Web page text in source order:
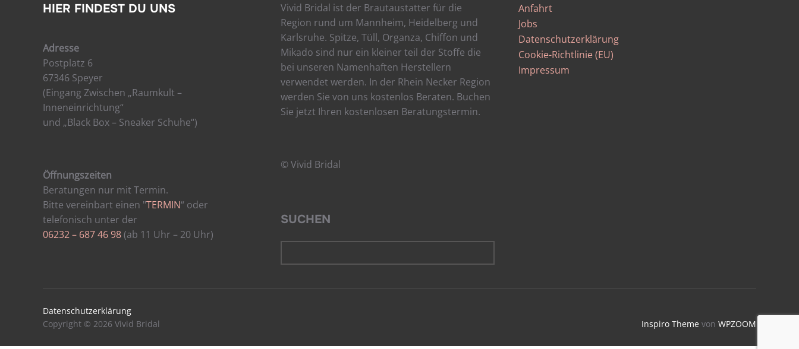
HIER FINDEST DU UNS
Adresse
Postplatz 6
67346 Speyer
(Eingang Zwischen „Raumkult –
Inneneinrichtung“
und „Black Box – Sneaker Schuhe“)
Öffnungszeiten
Beratungen nur mit Termin.
Bitte vereinbart einen "TERMIN“ oder
telefonisch unter der
06232 – 687 46 98(ab 11 Uhr – 20 Uhr)
Vivid Bridal ist der Brautaustatter für die
Region rund um Mannheim, Heidelberg und
Karlsruhe. Spitze, Tüll, Organza, Chiffon und
Mikado sind nur ein kleiner teil der Stoffe die
bei unseren Namenhaften Herstellern
verwendet werden. In der Rhein Necker Region
werden Sie von uns kostenlos Beraten. Buchen
Sie jetzt Ihren kostenlosen Beratungstermin.
© Vivid Bridal
SUCHEN
Anfahrt
Jobs
Datenschutzerklärung
Cookie-Richtlinie (EU)
Impressum
Datenschutzerklärung
Copyright © 2026 Vivid Bridal
Inspiro Theme von WPZOOM